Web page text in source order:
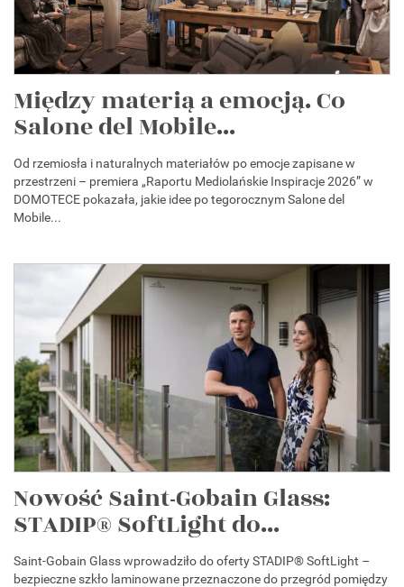
Między materią a emocją. Co
Salone del Mobile...
Od rzemiosła i naturalnych materiałów po emocje zapisane w
przestrzeni – premiera „Raportu Mediolańskie Inspiracje 2026” w
DOMOTECE pokazała, jakie idee po tegorocznym Salone del
Mobile...
Nowość Saint-Gobain Glass:
STADIP® SoftLight do...
Saint-Gobain Glass wprowadziło do oferty STADIP® SoftLight –
bezpieczne szkło laminowane przeznaczone do przegród pomiędzy